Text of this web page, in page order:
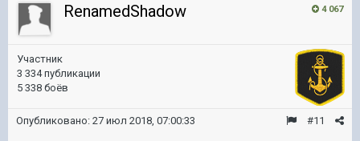
4 067
RenamedShadow
Участник
3 334 публикации
5 338 боёв
#11
Опубликовано: 27 июл 2018, 07:00:33